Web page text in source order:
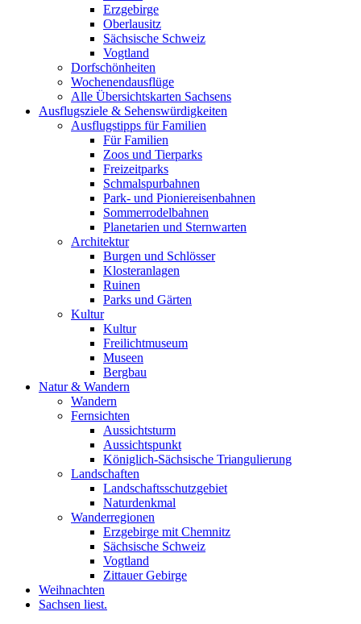
Erzgebirge
Oberlausitz
Sächsische Schweiz
Vogtland
Dorfschönheiten
Wochenendausflüge
Alle Übersichtskarten Sachsens
Ausflugsziele & Sehenswürdigkeiten
Ausflugstipps für Familien
Für Familien
Zoos und Tierparks
Freizeitparks
Schmalspurbahnen
Park- und Pioniereisenbahnen
Sommerrodelbahnen
Planetarien und Sternwarten
Architektur
Burgen und Schlösser
Klosteranlagen
Ruinen
Parks und Gärten
Kultur
Kultur
Freilichtmuseum
Museen
Bergbau
Natur & Wandern
Wandern
Fernsichten
Aussichtsturm
Aussichtspunkt
Königlich-Sächsische Triangulierung
Landschaften
Landschaftsschutzgebiet
Naturdenkmal
Wanderregionen
Erzgebirge mit Chemnitz
Sächsische Schweiz
Vogtland
Zittauer Gebirge
Weihnachten
Sachsen liest.